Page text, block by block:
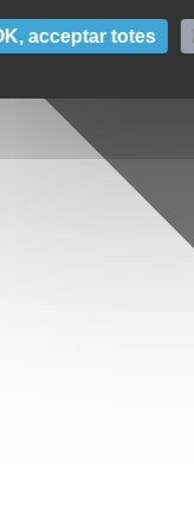
acceptar totes